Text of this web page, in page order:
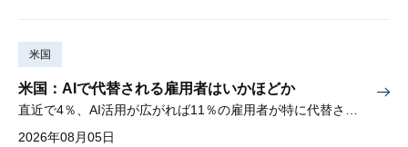
米国
米国：AIで代替される雇用者はいかほどか
2026年08月05日